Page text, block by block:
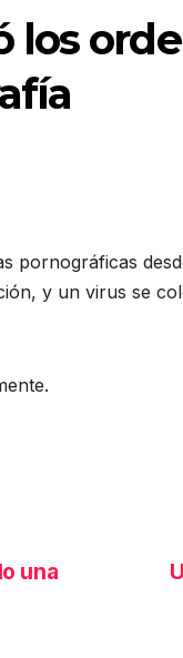
los
pornográficas
y un virus se
una